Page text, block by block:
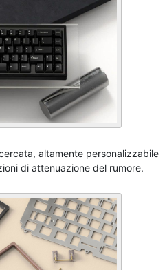
altamente personalizzabile
di attenuazione del rumore.